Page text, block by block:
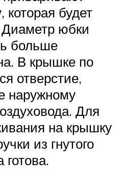
которая будет
юбки
больше
В крышке по
отверстие,
наружному
Для
на крышку
из гнутого